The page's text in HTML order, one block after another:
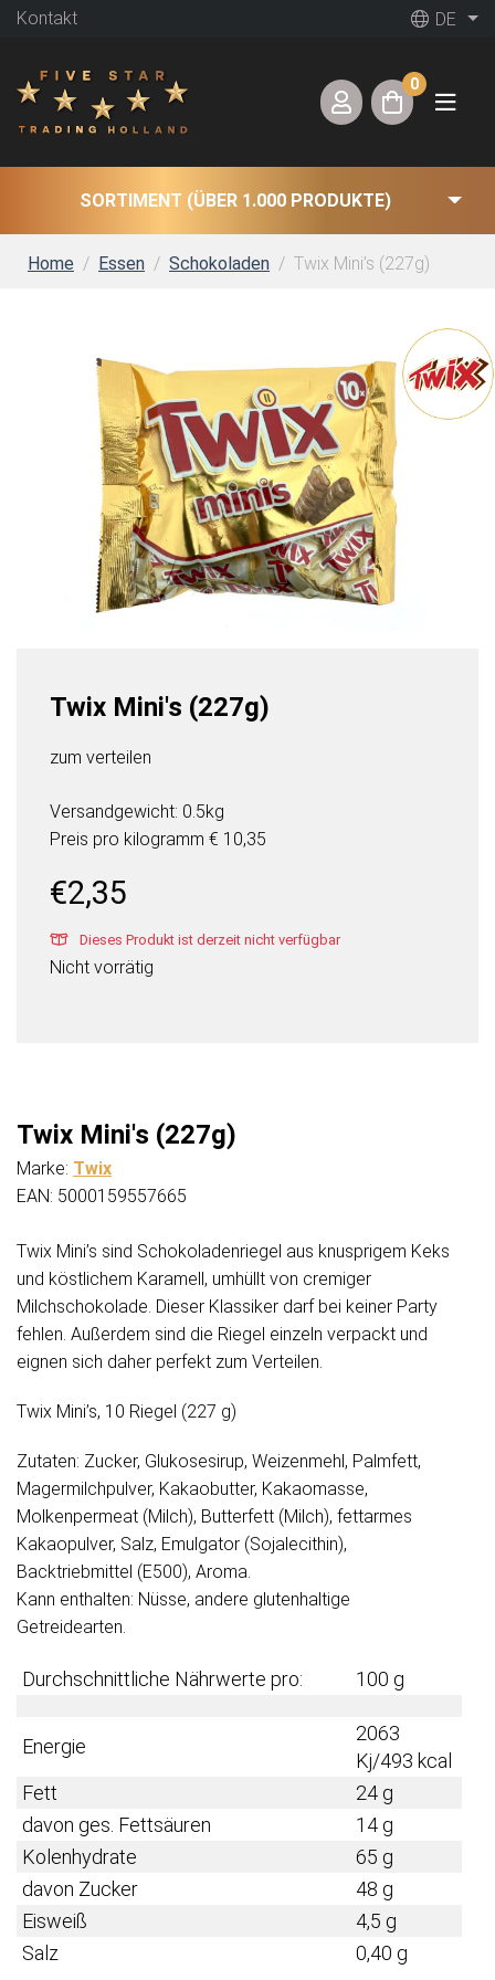
Kontakt DE
0
SORTIMENT (ÜBER 1.000 PRODUKTE)
Home Essen Schokoladen Twix Mini’s (227g)
Twix Mini's (227g)
zum verteilen
Versandgewicht: 0.5kg
Preis pro kilogramm € 10,35
€2,35
Dieses Produkt ist derzeit nicht verfügbar
Nicht vorrätig
Twix Mini's (227g)
Marke: Twix
EAN: 5000159557665
Twix Mini’s sind Schokoladenriegel aus knusprigem Keks
und köstlichem Karamell, umhüllt von cremiger
Milchschokolade. Dieser Klassiker darf bei keiner Party
fehlen. Außerdem sind die Riegel einzeln verpackt und
eignen sich daher perfekt zum Verteilen.
Twix Mini’s, 10 Riegel (227 g)
Zutaten: Zucker, Glukosesirup, Weizenmehl, Palmfett,
Magermilchpulver, Kakaobutter, Kakaomasse,
Molkenpermeat (Milch), Butterfett (Milch), fettarmes
Kakaopulver, Salz, Emulgator (Sojalecithin),
Backtriebmittel (E500), Aroma.
Kann enthalten: Nüsse, andere glutenhaltige
Getreidearten.
Durchschnittliche Nährwerte pro: 100 g
Energie
2063
Kj/493 kcal
Fett
24 g
davon ges. Fettsäuren
14 g
Kolenhydrate
65 g
davon Zucker
48 g
Eisweiß
4,5 g
Salz
0,40 g